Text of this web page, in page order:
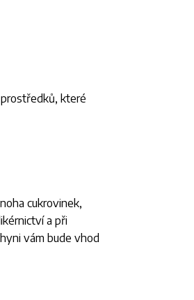
které
cukrovinek,
a při
vám bude vhod